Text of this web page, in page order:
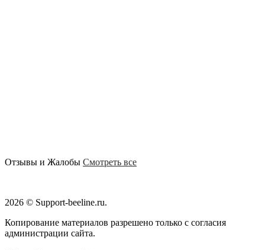
Отзывы и Жалобы Смотреть все
2026 © Support-beeline.ru.
Копирование материалов разрешено только с согласия
администрации сайта.